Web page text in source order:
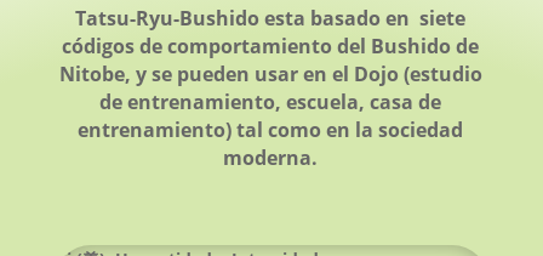
Tatsu-Ryu-Bushido esta basado en siete
códigos de comportamiento del Bushido de
Nitobe, y se pueden usar en el Dojo (estudio
de entrenamiento, escuela, casa de
entrenamiento) tal como en la sociedad
moderna.